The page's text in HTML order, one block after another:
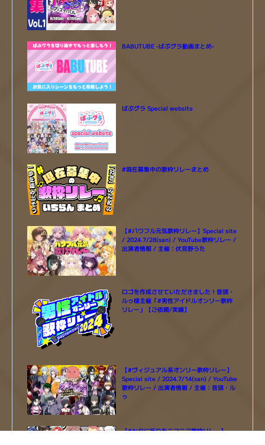
BABUTUBE -ばぶグラ動画まとめ-
ばぶグラ Special website
#現在募集中の歌枠リレーまとめ
【#パワフル元気歌枠リレー】Special site
/ 2024.7/28(san) / YouTube歌枠リレー /
出演者情報 / 主催：伏見野うた
ロゴを作成させていただきました！音頭・
ルゥ様主催「#男性アイドルオンリー歌枠
リレー」【ご依頼/実績】
【#ヴィジュアル系オンリー歌枠リレー】
Special site / 2024.7/14(san) / YouTube
歌枠リレー / 出演者情報 / 主催：音頭・ル
ゥ
【#七夕に祈りをニコニコ歌枠リレー】